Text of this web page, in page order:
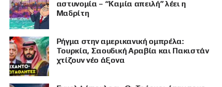
αστυνομία – “Καμία απειλή” λέει η
Μαδρίτη
Ρήγμα στην αμερικανική ομπρέλα:
Τουρκία, Σαουδική Αραβία και Πακιστάν
χτίζουν νέο άξονα